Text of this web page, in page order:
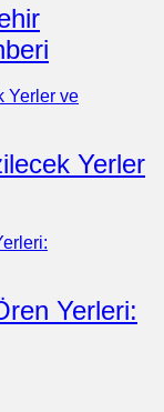
Yerler
Yerleri: